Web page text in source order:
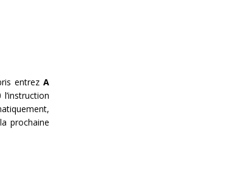
entrezA
prochaine